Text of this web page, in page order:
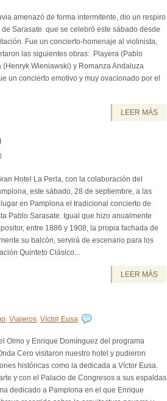
amenazó de forma intermitente, dio un respiro
Sarasate que se celebró este sábado desde
Fue un concierto-homenaje al violinista,
las siguientes obras: Playera (Pablo
Wieniawski) y Romanza Andaluza
un concierto emotivo y muy ovacionado por el
LEER MÁS
Hotel La Perla, con la colaboración del
este sábado, 28 de septiembre, a las
lugar en Pamplona el tradicional concierto de
Pablo Sarasate. Igual que hizo anualmente
entre 1886 y 1908, la propia fachada de
su balcón, servirá de escenario para los
Quinteto Clásico...
LEER MÁS
, Viajeros, Víctor Eusa
Olmo y Enrique Domínguez del programa
Cero visitaron nuestro hotel y pudieron
históricas como la dedicada a Víctor Eusa.
y con el Palacio de Congresos a sus espaldas
dedicado a Pamplona en el que Enrique